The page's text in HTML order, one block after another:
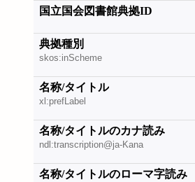
国立国会図書館典拠ID
典拠種別
skos:inScheme
名称/タイトル
xl:prefLabel
名称/タイトルのカナ読み
ndl:transcription@ja-Kana
名称/タイトルのローマ字読み